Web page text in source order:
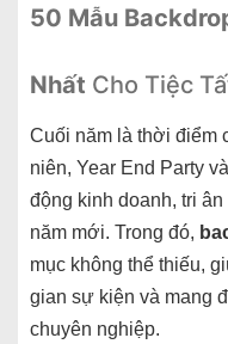
50 Mẫu
Nhất Cho Tiệc
Cuối năm là thời điểm
niên, Year End Party
động kinh doanh, tri
năm mới. Trong đó,
mục không thể thiếu,
gian sự kiện và mang
chuyên nghiệp.